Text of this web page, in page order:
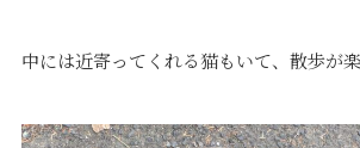
中には近寄ってくれる猫もいて、散歩が楽